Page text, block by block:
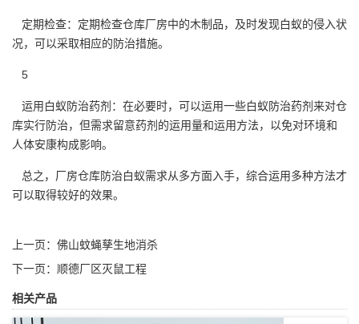
定期检查：定期检查仓库厂房中的木制品，及时发现白蚁的侵入状
况，可以采取相应的防治措施。
5
运用白蚁防治药剂：在必要时，可以运用一些白蚁防治药剂来对仓
库实行防治，但需求留意药剂的运用量和运用方法，以免对环境和
人体安康构成影响。
总之，厂房仓库防治白蚁需求从多方面入手，综合运用多种方法才
可以取得较好的效果。
上一页： 佛山蚊蝇孳生地消杀
下一页： 顺德厂区灭鼠工程
相关产品